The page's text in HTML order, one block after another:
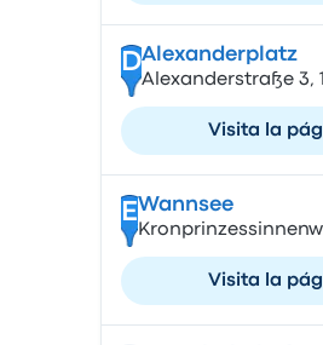
DAlexanderplatz
Alexanderstraße 3,
Visita la
EWannsee
Visita la